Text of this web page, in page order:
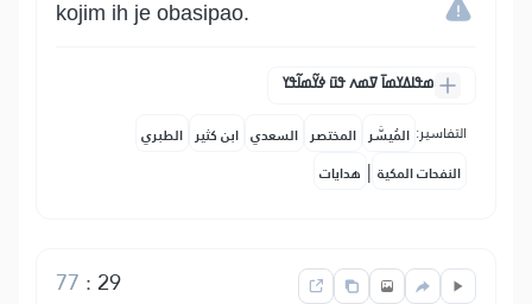
kojim ih je obasipao.
ߘߟߊߡߌߘߊ߫ ߜߘߍ ߟߎ߫ ߦߌ߬ߘߊ߬ߟߌ
التفاسير: المُيسَّر المختصر السعدي ابن كثير الطبري
النفحات المكية | هدايات
29
:
77